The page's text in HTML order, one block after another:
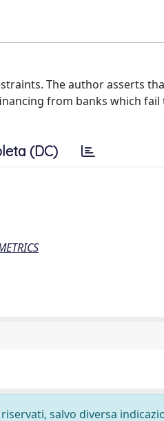
The author asserts
from banks which
(DC)
salvo diversa